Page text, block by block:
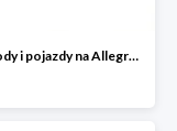
Samochody i pojazdy na Allegro w super cenach od 5 zł